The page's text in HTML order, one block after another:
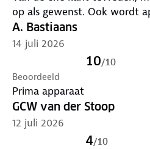
op als gewenst. Ook wordt
A. Bastiaans
14 juli 2026
10/10
Beoordeeld
Prima apparaat
GCW van der Stoop
12 juli 2026
4/10